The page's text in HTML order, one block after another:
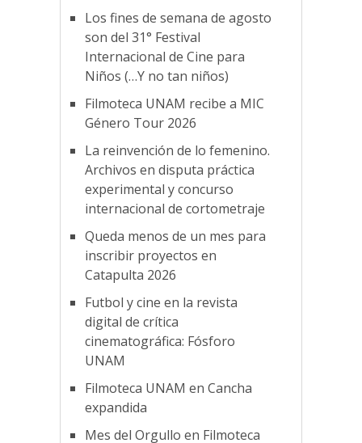
Los fines de semana de agosto
son del 31° Festival
Internacional de Cine para
Niños (…Y no tan niños)
Filmoteca UNAM recibe a MIC
Género Tour 2026
La reinvención de lo femenino.
Archivos en disputa práctica
experimental y concurso
internacional de cortometraje
Queda menos de un mes para
inscribir proyectos en
Catapulta 2026
Futbol y cine en la revista
digital de crítica
cinematográfica: Fósforo
UNAM
Filmoteca UNAM en Cancha
expandida
Mes del Orgullo en Filmoteca